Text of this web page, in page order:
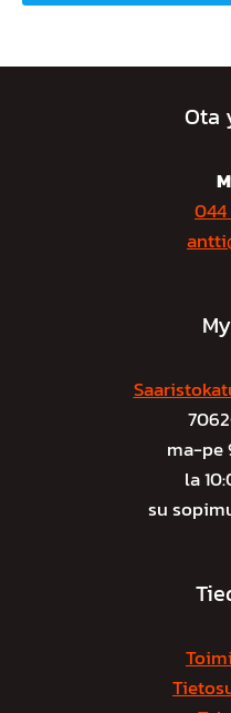
Ota
044
ma-pe
la
su